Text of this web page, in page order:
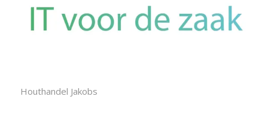
Houthandel Jakobs